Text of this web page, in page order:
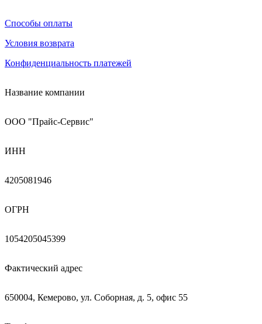
Способы оплаты
Условия возврата
Конфиденциальность платежей
Название компании
ООО "Прайс-Сервис"
ИНН
4205081946
ОГРН
1054205045399
Фактический адрес
650004, Кемерово, ул. Соборная, д. 5, офис 55